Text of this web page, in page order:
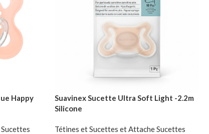
Happy
Suavinex Sucette Ultra Soft Light -2.2m
Silicone
Tétines et Sucettes et Attache Sucettes